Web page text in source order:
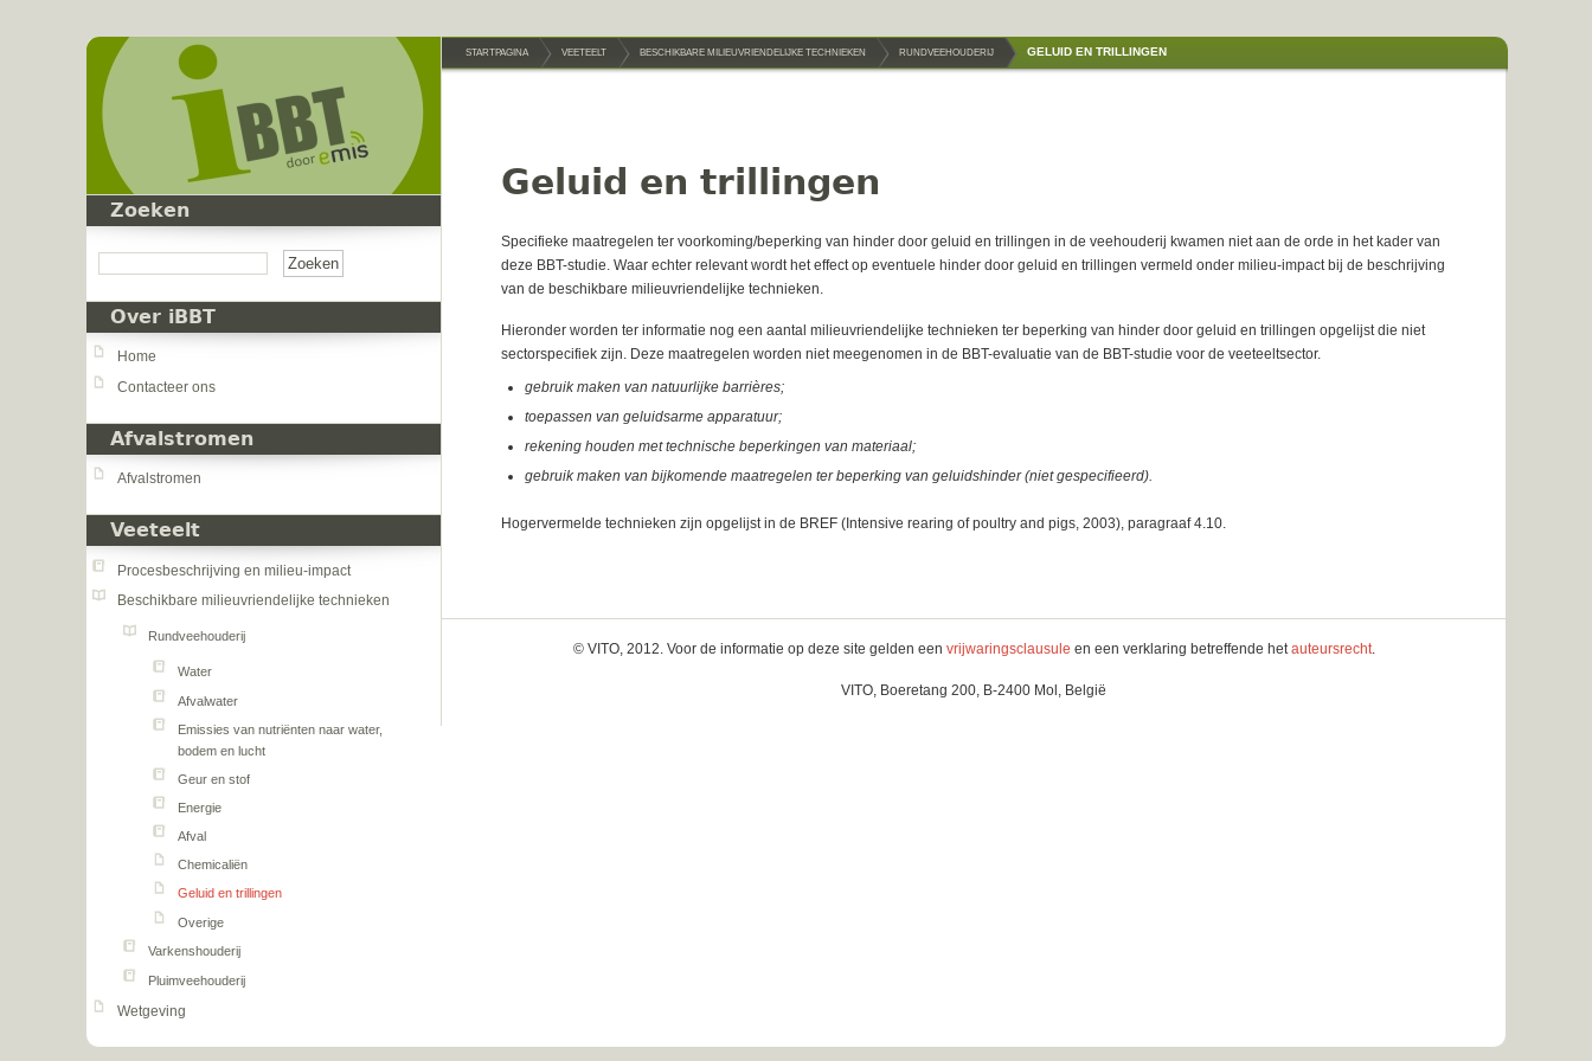
Zoeken
Over iBBT
Home
Contacteer ons
Afvalstromen
Afvalstromen
Veeteelt
Procesbeschrijving en milieu-impact
Beschikbare milieuvriendelijke technieken
Rundveehouderij
Water
Afvalwater
Emissies van nutriënten naar water,
bodem en lucht
Geur en stof
Energie
Afval
Chemicaliën
Geluid en trillingen
Overige
Varkenshouderij
Pluimveehouderij
Wetgeving
STARTPAGINA VEETEELT BESCHIKBARE MILIEUVRIENDELIJKE TECHNIEKEN RUNDVEEHOUDERIJ GELUID EN TRILLINGEN
Geluid en trillingen
Specifieke maatregelen ter voorkoming/beperking van hinder door geluid en trillingen in de veehouderij kwamen niet aan de orde in het kader van
deze BBT-studie. Waar echter relevant wordt het effect op eventuele hinder door geluid en trillingen vermeld onder milieu-impact bij de beschrijving
van de beschikbare milieuvriendelijke technieken.
Hieronder worden ter informatie nog een aantal milieuvriendelijke technieken ter beperking van hinder door geluid en trillingen opgelijst die niet
sectorspecifiek zijn. Deze maatregelen worden niet meegenomen in de BBT-evaluatie van de BBT-studie voor de veeteeltsector.
gebruik maken van natuurlijke barrières;
toepassen van geluidsarme apparatuur;
rekening houden met technische beperkingen van materiaal;
gebruik maken van bijkomende maatregelen ter beperking van geluidshinder (niet gespecifieerd).
Hogervermelde technieken zijn opgelijst in de BREF (Intensive rearing of poultry and pigs, 2003), paragraaf 4.10.
© VITO, 2012. Voor de informatie op deze site gelden een vrijwaringsclausule en een verklaring betreffende hetauteursrecht.
VITO, Boeretang 200, B-2400 Mol, België